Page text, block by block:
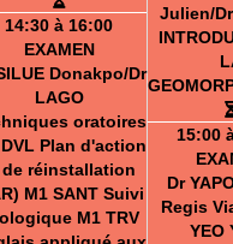
14:30 à 16:00
EXAMEN
Donakpo/Dr
LAGO
oratoires
DVL Plan d'action
réinstallation
M1 SANT Suivi
M1 TRV
Julien/
15:00
Dr
Regis
YEO